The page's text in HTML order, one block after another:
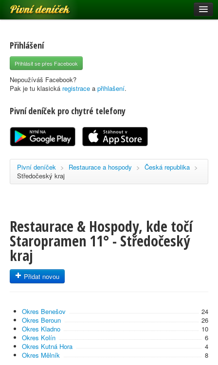
Pivní deníček
Pivní mapa
Pivní značky
Nápověda
Registrace
Přihlášení
Přihlásit se přes Facebook
Nepoužíváš Facebook?
Pak je tu klasická registrace a přihlašení.
Pivní deníček pro chytré telefony
Pivní deníček > Restaurace a hospody > Česká republika >
Středočeský kraj
Restaurace & Hospody, kde točí
Staropramen 11° - Středočeský
kraj
Přidat novou
Okres Benešov
24
Okres Beroun
26
Okres Kladno
10
Okres Kolín
6
Okres Kutná Hora
4
Okres Mělník
8